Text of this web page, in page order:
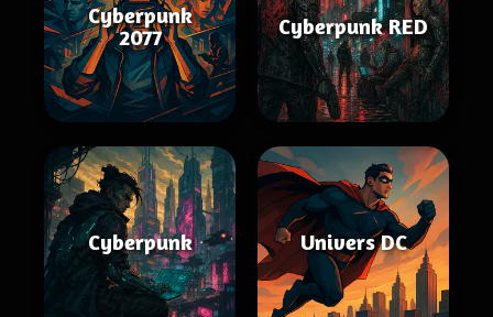
Cyberpunk
2077
Cyberpunk RED
Cyberpunk Univers DC